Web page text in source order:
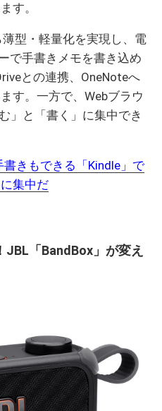
す。
型・軽量化を実現し、電
で手書きメモを書き込め
との連携、OneNoteへ
す。一方で、Webブラウ
」と「書く」に集中でき
きもできる「Kindle」で
集中だ
「BandBox」が変え